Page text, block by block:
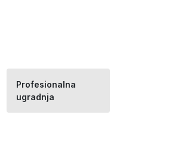
Profesionalna
ugradnja